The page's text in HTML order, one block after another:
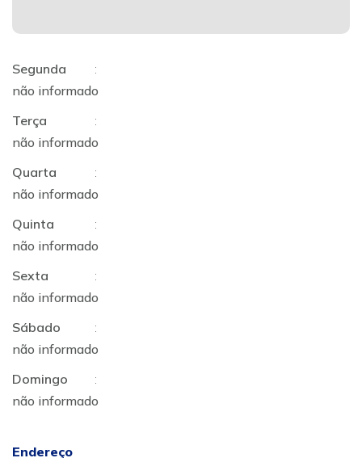
Segunda
:
não informado
Terça
:
não informado
Quarta
:
não informado
Quinta
:
não informado
Sexta
:
não informado
Sábado
:
não informado
Domingo
:
não informado
Endereço